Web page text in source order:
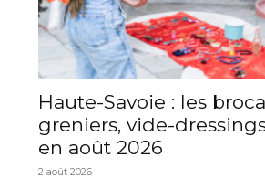
Haute-Savoie : les
greniers, vide-
en août 2026
2 août 2026